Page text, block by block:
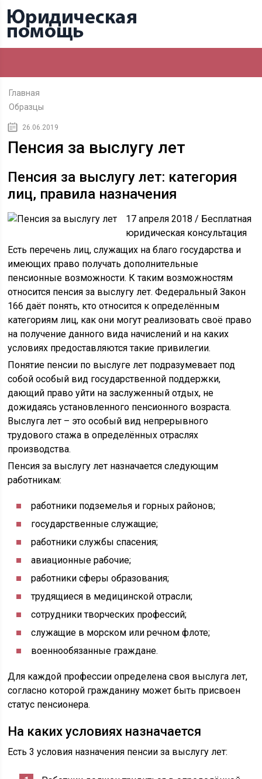
Главная
Образцы
26.06.2019
Пенсия за выслугу лет
Пенсия за выслугу лет: категория
лиц, правила назначения
17 апреля 2018 / Бесплатная
юридическая консультация
Есть перечень лиц, служащих на благо государства и
имеющих право получать дополнительные
пенсионные возможности. К таким возможностям
относится пенсия за выслугу лет. Федеральный Закон
166 даёт понять, кто относится к определённым
категориям лиц, как они могут реализовать своё право
на получение данного вида начислений и на каких
условиях предоставляются такие привилегии.
Понятие пенсии по выслуге лет подразумевает под
собой особый вид государственной поддержки,
дающий право уйти на заслуженный отдых, не
дожидаясь установленного пенсионного возраста.
Выслуга лет – это особый вид непрерывного
трудового стажа в определённых отраслях
производства.
Пенсия за выслугу лет назначается следующим
работникам:
работники подземелья и горных районов;
государственные служащие;
работники службы спасения;
авиационные рабочие;
работники сферы образования;
трудящиеся в медицинской отрасли;
сотрудники творческих профессий;
служащие в морском или речном флоте;
военнообязанные граждане.
Для каждой профессии определена своя выслуга лет,
согласно которой гражданину может быть присвоен
статус пенсионера.
На каких условиях назначается
Есть 3 условия назначения пенсии за выслугу лет: